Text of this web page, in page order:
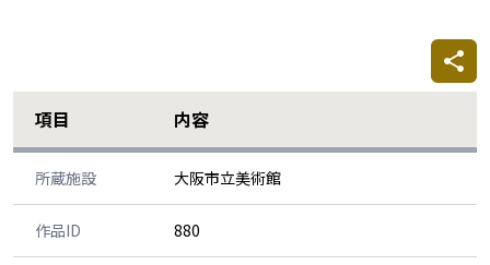
項目 内容
所蔵施設 大阪市立美術館
作品ID 880